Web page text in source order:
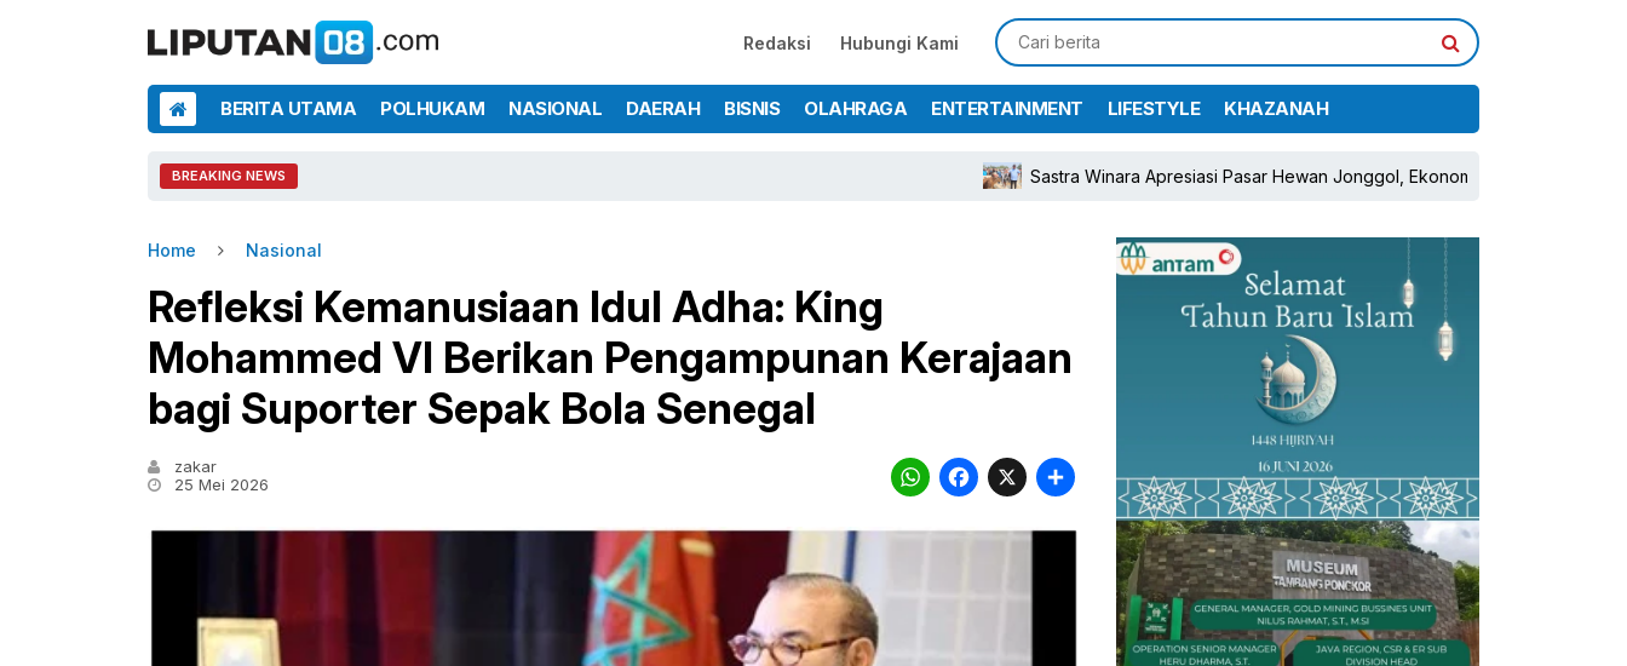
Redaksi Hubungi Kami
BERITA UTAMA POLHUKAM NASIONAL DAERAH BISNIS OLAHRAGA ENTERTAINMENT LIFESTYLE KHAZANAH
BREAKING NEWS Sastra Winara Apresiasi Pasar Hewan Jonggol, Ekonomi Peternak Diharapkan
Home Nasional
Refleksi Kemanusiaan Idul Adha: King
Mohammed VI Berikan Pengampunan Kerajaan
bagi Suporter Sepak Bola Senegal
zakar
25 Mei 2026
WhatsApp
Facebook
X Share